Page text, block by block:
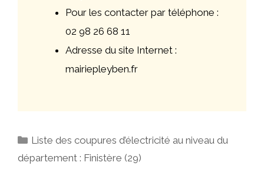
Pour les contacter par téléphone :
02 98 26 68 11
Adresse du site Internet :
mairiepleyben.fr
Catégories
Liste des coupures d’électricité au niveau du
département : Finistère (29)